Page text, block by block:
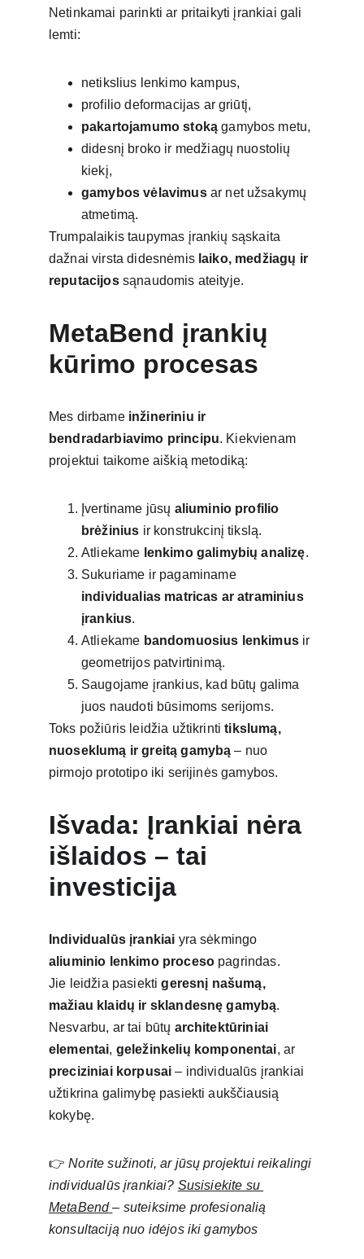
Netinkamai parinkti ar pritaikyti įrankiai gali
lemti:
netikslius lenkimo kampus,
profilio deformacijas ar griūtį,
pakartojamumo stoką gamybos metu,
didesnį broko ir medžiagų nuostolių
kiekį,
gamybos vėlavimus ar net užsakymų
atmetimą.
Trumpalaikis taupymas įrankių sąskaita
dažnai virsta didesnėmis laiko, medžiagų ir
reputacijos sąnaudomis ateityje.
MetaBend įrankių
kūrimo procesas
Mes dirbame inžineriniu ir
bendradarbiavimo principu. Kiekvienam
projektui taikome aiškią metodiką:
Įvertiname jūsų aliuminio profilio
brėžinius ir konstrukcinį tikslą.
Atliekame lenkimo galimybių analizę.
Sukuriame ir pagaminame
individualias matricas ar atraminius
įrankius.
Atliekame bandomuosius lenkimus ir
geometrijos patvirtinimą.
Saugojame įrankius, kad būtų galima
juos naudoti būsimoms serijoms.
Toks požiūris leidžia užtikrinti tikslumą,
nuoseklumą ir greitą gamybą – nuo
pirmojo prototipo iki serijinės gamybos.
Išvada: Įrankiai nėra
išlaidos – tai
investicija
Individualūs įrankiai yra sėkmingo
aliuminio lenkimo proceso pagrindas.
Jie leidžia pasiekti geresnį našumą,
mažiau klaidų ir sklandesnę gamybą.
Nesvarbu, ar tai būtų architektūriniai
elementai, geležinkelių komponentai, ar
preciziniai korpusai – individualūs įrankiai
užtikrina galimybę pasiekti aukščiausią
kokybę.
👉 Norite sužinoti, ar jūsų projektui reikalingi
individualūs įrankiai? Susisiekite su
MetaBend – suteiksime profesionalią
konsultaciją nuo idėjos iki gamybos